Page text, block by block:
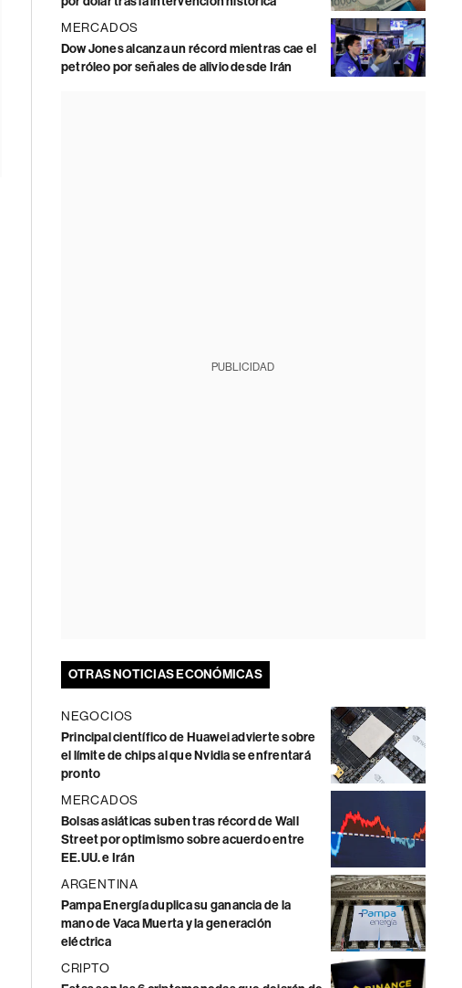
MERCADOS
Dow Jones alcanza un récord mientras cae el
petróleo por señales de alivio desde Irán
PUBLICIDAD
OTRAS NOTICIAS ECONÓMICAS
NEGOCIOS
Principal científico de Huawei advierte sobre
el límite de chips al que Nvidia se enfrentará
pronto
MERCADOS
Bolsas asiáticas suben tras récord de Wall
Street por optimismo sobre acuerdo entre
EE.UU. e Irán
ARGENTINA
Pampa Energía duplica su ganancia de la
mano de Vaca Muerta y la generación
eléctrica
CRIPTO